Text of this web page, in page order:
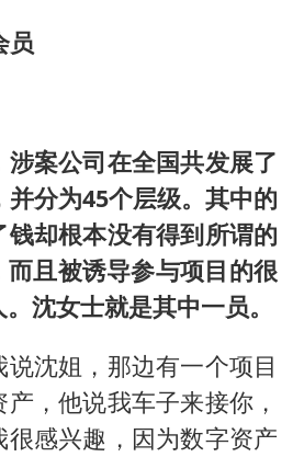
员
案公司在全国共发展了
并分为45个层级。其中的
却根本没有得到所谓的
且被诱导参与项目的很
沈女士就是其中一员。
说沈姐，那边有一个项目
，他说我车子来接你，
感兴趣，因为数字资产